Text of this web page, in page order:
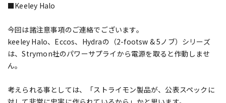
■Keeley Halo
今回は諸注意事項のご連絡でございます。
keeley Halo、Eccos、Hydraの（2-footsw & 5ノブ）シリーズ
は、Strymon社のパワーサプライから電源を取ると作動しませ
ん。
考えられる事としては、「ストライモン製品が、公表スペックに